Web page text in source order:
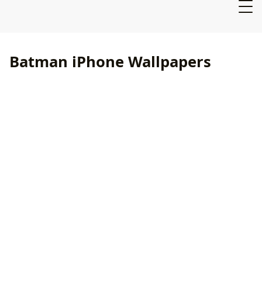
Batman iPhone Wallpapers